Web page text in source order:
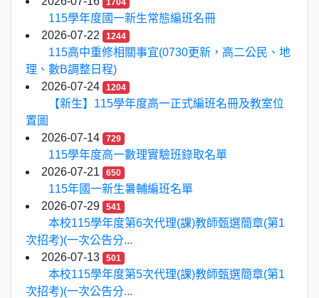
1704
115學年度國一新生常態編班名冊
2026-07-22
1244
115高中重修相關事宜(0730更新，高二公民、地
理、數B調整日程)
2026-07-24
1204
【新生】115學年度高一正式編班名冊及教室位
置圖
2026-07-14
729
115學年度高一數理實驗班錄取名單
2026-07-21
650
115年國一新生暑輔編班名單
2026-07-29
541
本校115學年度第6次代理(課)教師甄選簡章(第1
次招考)(一次公告分...
2026-07-13
501
本校115學年度第5次代理(課)教師甄選簡章(第1
次招考)(一次公告分...